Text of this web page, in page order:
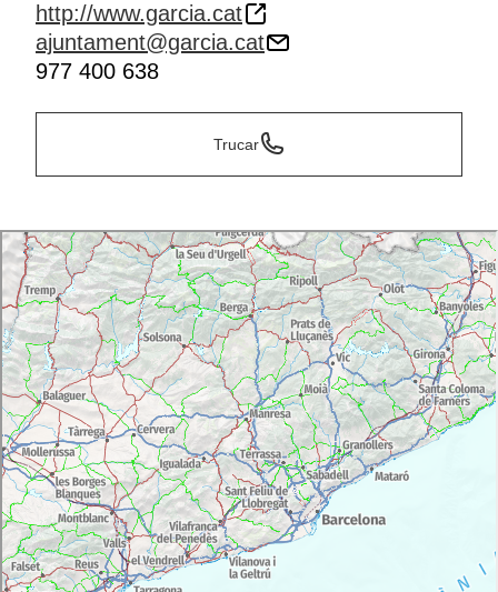
http://www.garcia.cat
ajuntament@garcia.cat
977 400 638
Trucar